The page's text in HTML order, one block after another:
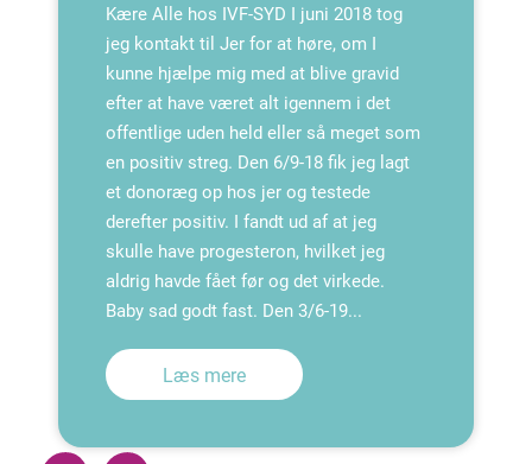
Kære Alle hos IVF-SYD I juni 2018 tog
jeg kontakt til Jer for at høre, om I
kunne hjælpe mig med at blive gravid
efter at have været alt igennem i det
offentlige uden held eller så meget som
en positiv streg. Den 6/9-18 fik jeg lagt
et donoræg op hos jer og testede
derefter positiv. I fandt ud af at jeg
skulle have progesteron, hvilket jeg
aldrig havde fået før og det virkede.
Baby sad godt fast. Den 3/6-19...
Læs mere